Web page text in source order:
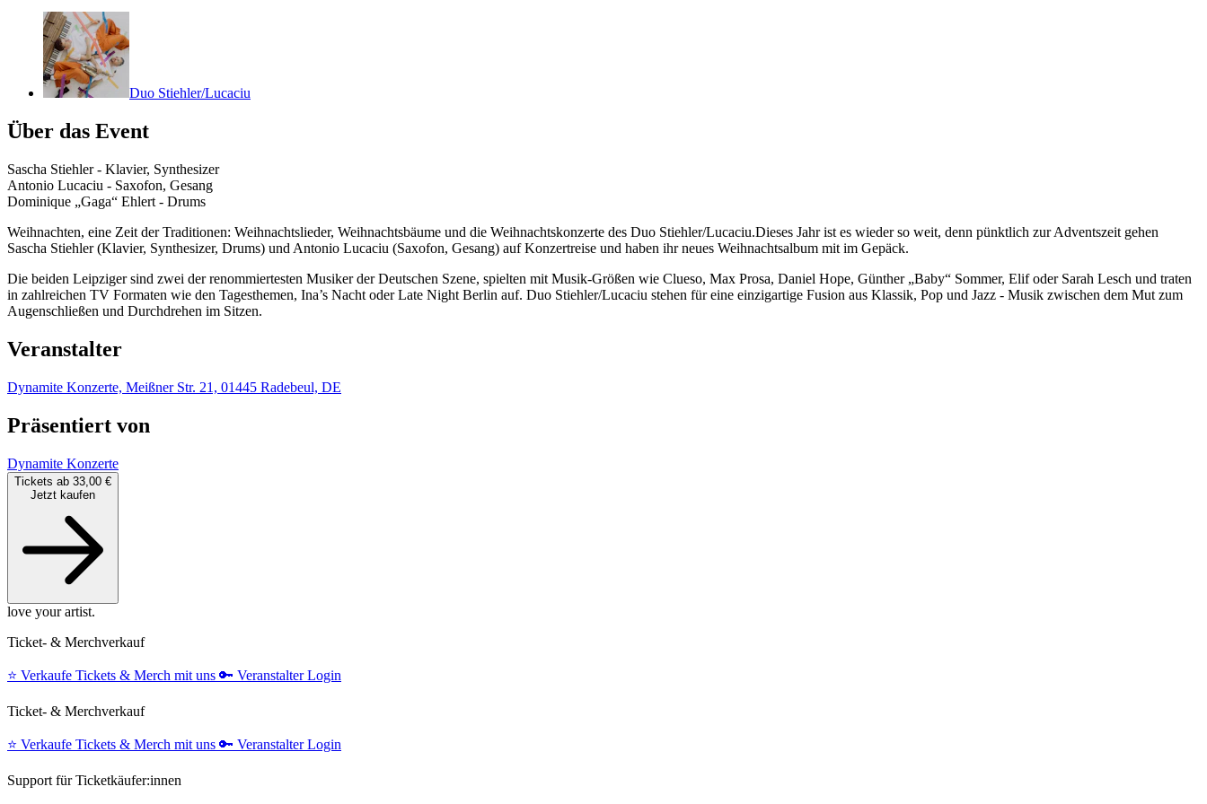
Duo Stiehler/Lucaciu
Über das Event
Sascha Stiehler - Klavier, Synthesizer
Antonio Lucaciu - Saxofon, Gesang
Dominique „Gaga“ Ehlert - Drums
Weihnachten, eine Zeit der Traditionen: Weihnachtslieder, Weihnachtsbäume und die Weihnachtskonzerte des Duo Stiehler/Lucaciu.Dieses Jahr ist es wieder so weit, denn pünktlich zur Adventszeit gehen
Sascha Stiehler (Klavier, Synthesizer, Drums) und Antonio Lucaciu (Saxofon, Gesang) auf Konzertreise und haben ihr neues Weihnachtsalbum mit im Gepäck.
Die beiden Leipziger sind zwei der renommiertesten Musiker der Deutschen Szene, spielten mit Musik-Größen wie Clueso, Max Prosa, Daniel Hope, Günther „Baby“ Sommer, Elif oder Sarah Lesch und traten
in zahlreichen TV Formaten wie den Tagesthemen, Ina’s Nacht oder Late Night Berlin auf. Duo Stiehler/Lucaciu stehen für eine einzigartige Fusion aus Klassik, Pop und Jazz - Musik zwischen dem Mut zum
Augenschließen und Durchdrehen im Sitzen.
Veranstalter
Dynamite Konzerte, Meißner Str. 21, 01445 Radebeul, DE
Präsentiert von
Dynamite Konzerte
Tickets ab 33,00 €
Jetzt kaufen
love your artist.
Ticket- & Merchverkauf
⭐️ Verkaufe Tickets & Merch mit uns 🔑 Veranstalter Login
Ticket- & Merchverkauf
⭐️ Verkaufe Tickets & Merch mit uns 🔑 Veranstalter Login
Support für Ticketkäufer:innen